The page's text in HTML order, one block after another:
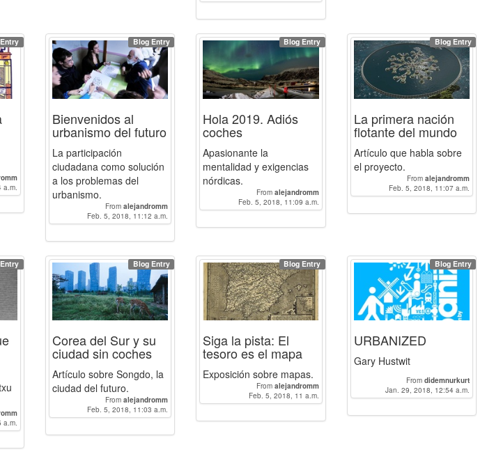
Blog Entry
Bienvenidos al
urbanismo del futuro
La participación
ciudadana como solución
a los problemas del
urbanismo.
From alejandromm
Feb. 5, 2018, 11:12 a.m.
Blog Entry
Hola 2019. Adiós
coches
Apasionante la
mentalidad y exigencias
nórdicas.
From alejandromm
Feb. 5, 2018, 11:09 a.m.
Blog Entry
La primera nación
flotante del mundo
Artículo que habla sobre
el proyecto.
From alejandromm
Feb. 5, 2018, 11:07 a.m.
Blog Entry
Corea del Sur y su
ciudad sin coches
Artículo sobre Songdo, la
ciudad del futuro.
From alejandromm
Feb. 5, 2018, 11:03 a.m.
Blog Entry
Siga la pista: El
tesoro es el mapa
Exposición sobre mapas.
From alejandromm
Feb. 5, 2018, 11 a.m.
Blog Entry
URBANIZED
Gary Hustwit
From didemnurkurt
Jan. 29, 2018, 12:54 a.m.